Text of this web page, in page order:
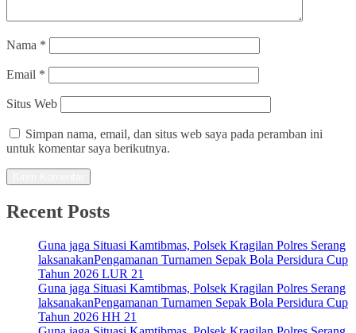
Nama *
Email *
Situs Web
Simpan nama, email, dan situs web saya pada peramban ini
untuk komentar saya berikutnya.
Recent Posts
Guna jaga Situasi Kamtibmas, Polsek Kragilan Polres Serang
laksanakanPengamanan Turnamen Sepak Bola Persidura Cup
Tahun 2026 LUR 21
Guna jaga Situasi Kamtibmas, Polsek Kragilan Polres Serang
laksanakanPengamanan Turnamen Sepak Bola Persidura Cup
Tahun 2026 HH 21